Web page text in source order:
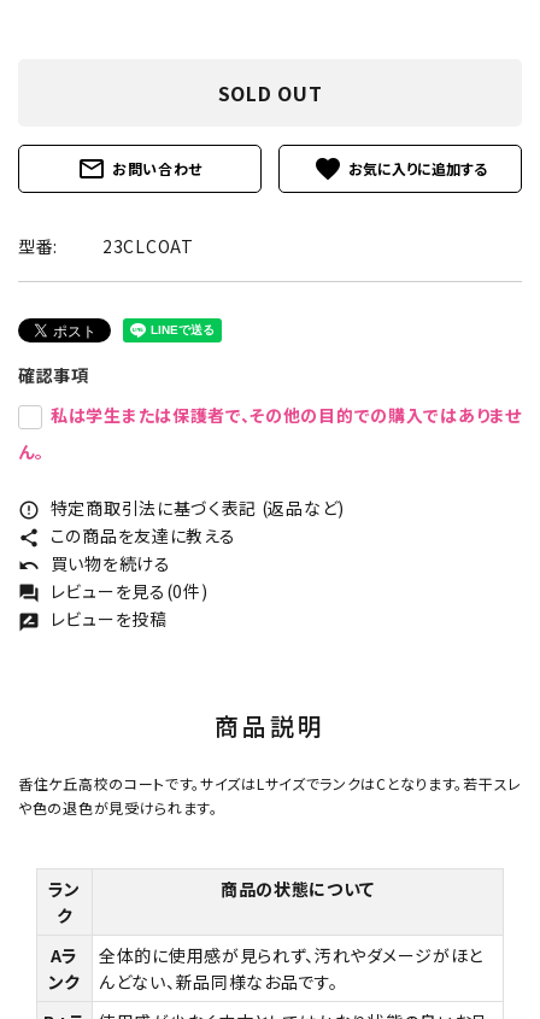
SOLD OUT
mail_outline お問い合わせ favorite
型番: 23CLCOAT
確認事項
私は学生または保護者で、その他の目的での購入ではありませ
ん。
error_outline 特定商取引法に基づく表記 (返品など)
share この商品を友達に教える
undo 買い物を続ける
forum レビューを見る(0件)
rate_review レビューを投稿
商品説明
香住ケ丘高校のコートです。サイズはLサイズでランクはCとなります。若干スレ
や色の退色が見受けられます。
ラン
ク
商品の状態について
Aラ
ンク
全体的に使用感が見られず、汚れやダメージがほと
んどない、新品同様なお品です。